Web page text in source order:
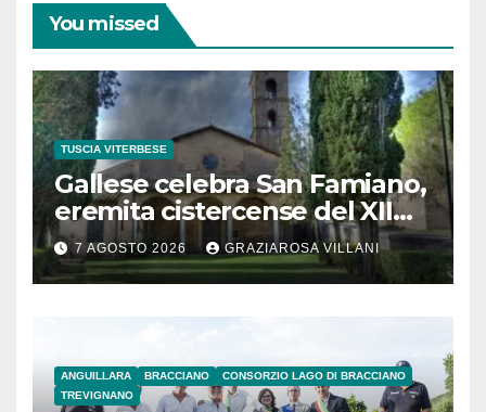
You missed
TUSCIA VITERBESE
Gallese celebra San Famiano,
eremita cistercense del XII
secolo
7 AGOSTO 2026 GRAZIAROSA VILLANI
ANGUILLARA BRACCIANO
CONSORZIO LAGO DI BRACCIANO
TREVIGNANO